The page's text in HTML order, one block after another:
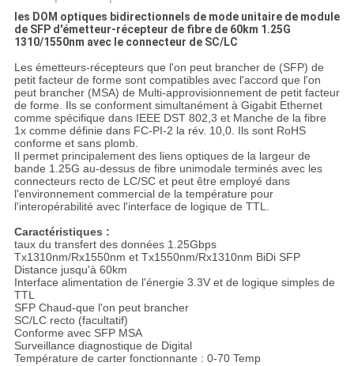
les DOM optiques bidirectionnels de mode unitaire de module
de SFP d'émetteur-récepteur de fibre de 60km 1.25G
1310/1550nm avec le connecteur de SC/LC
Les émetteurs-récepteurs que l'on peut brancher de (SFP) de
petit facteur de forme sont compatibles avec l'accord que l'on
peut brancher (MSA) de Multi-approvisionnement de petit facteur
de forme. Ils se conforment simultanément à Gigabit Ethernet
comme spécifique dans IEEE DST 802,3 et Manche de la fibre
1x comme définie dans FC-PI-2 la rév. 10,0. Ils sont RoHS
conforme et sans plomb.
Il permet principalement des liens optiques de la largeur de
bande 1.25G au-dessus de fibre unimodale terminés avec les
connecteurs recto de LC/SC et peut être employé dans
l'environnement commercial de la température pour
l'interopérabilité avec l'interface de logique de TTL.
Caractéristiques :
taux du transfert des données 1.25Gbps
Tx1310nm/Rx1550nm et Tx1550nm/Rx1310nm BiDi SFP
Distance jusqu'à 60km
Interface alimentation de l'énergie 3.3V et de logique simples de
TTL
SFP Chaud-que l'on peut brancher
SC/LC recto (facultatif)
Conforme avec SFP MSA
Surveillance diagnostique de Digital
Température de carter fonctionnante : 0-70 Temp